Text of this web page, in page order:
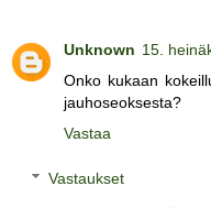
Unknown 15.
Onko kukaan
jauhoseoksesta?
Vastaa
Vastaukset